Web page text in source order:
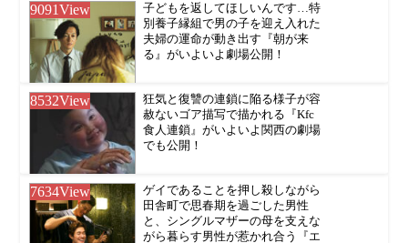
9091View
子どもを返してほしいんです…特
別養子縁組で男の子を迎え入れた
夫婦の運命が動き出す『朝が来
る』がいよいよ劇場公開！
8532View
狂気と復讐の連鎖に陥る様子が容
赦ないゴア描写で描かれる『Kfc
食人連鎖』がいよいよ関西の劇場
でも公開！
7634View
ゲイであることを押し殺しながら
田舎町で思春期を過ごした男性
と、シングルマザーの母を支えな
がら暮らす男性が惹かれ合う『エ